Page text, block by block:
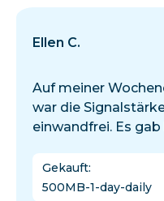
Ellen C.
Auf meiner
war die
einwandfrei. Es
Gekauft:
500MB-1-day-daily